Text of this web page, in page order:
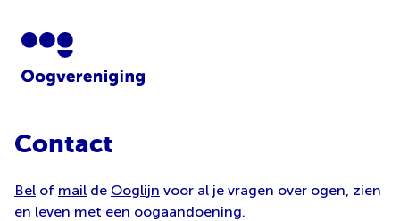
Contact
Bel of mail de Ooglijn voor al je vragen over ogen, zien
en leven met een oogaandoening.